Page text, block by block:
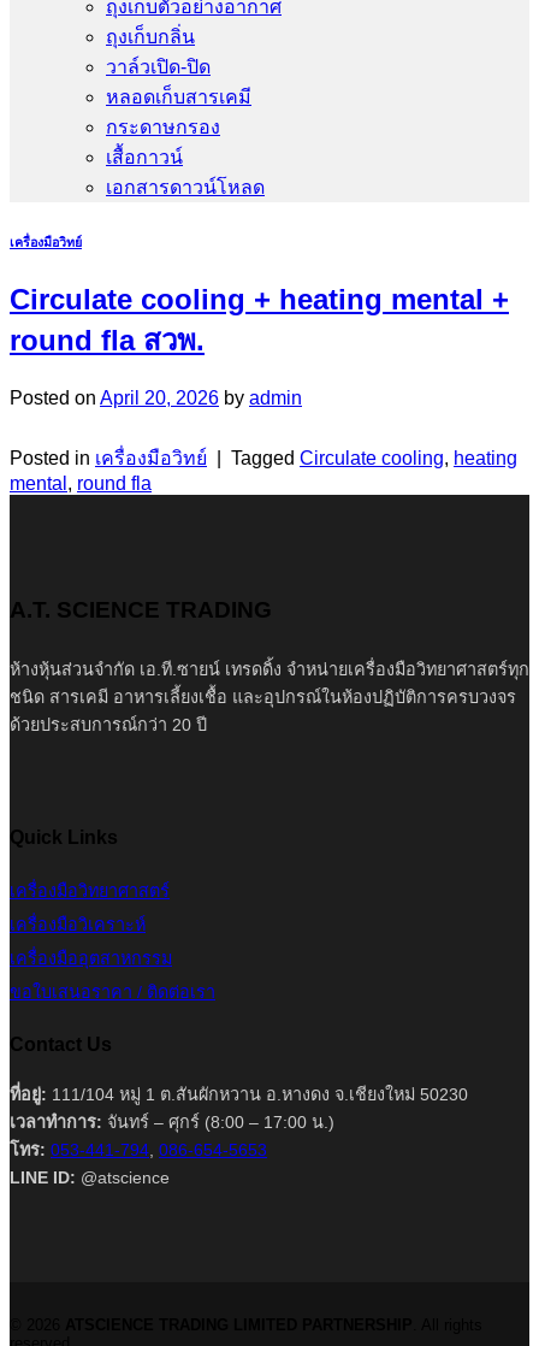
ถุงเก็บตัวอย่างอากาศ
ถุงเก็บกลิ่น
วาล์วเปิด-ปิด
หลอดเก็บสารเคมี
กระดาษกรอง
เสื้อกาวน์
เอกสารดาวน์โหลด
เครื่องมือวิทย์
Circulate cooling + heating mental +
round fla สวพ.
Posted on April 20, 2026 by admin
Posted in เครื่องมือวิทย์ Tagged Circulate cooling, heating
mental , round fla
A.T. SCIENCE TRADING
ห้างหุ้นส่วนจำกัด เอ.ที.ซายน์ เทรดดิ้ง จำหน่ายเครื่องมือวิทยาศาสตร์ทุก
ชนิด สารเคมี อาหารเลี้ยงเชื้อ และอุปกรณ์ในห้องปฏิบัติการครบวงจร
ด้วยประสบการณ์กว่า 20 ปี
Quick Links
เครื่องมือวิทยาศาสตร์
เครื่องมือวิเคราะห์
เครื่องมืออุตสาหกรรม
ขอใบเสนอราคา / ติดต่อเรา
Contact Us
ที่อยู่: 111/104 หมู่ 1 ต.สันผักหวาน อ.หางดง จ.เชียงใหม่ 50230
เวลาทำการ: จันทร์ – ศุกร์ (8:00 – 17:00 น.)
โทร: 053-441-794, 086-654-5653
LINE ID: @atscience